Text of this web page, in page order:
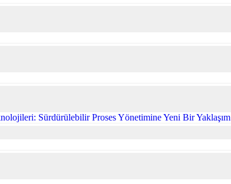
Sürdürülebilir Proses Yönetimine Yeni Bir Yaklaşım